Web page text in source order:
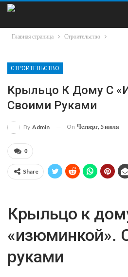
Главная страница Строительство
СТРОИТЕЛЬСТВО
Крыльцо К Дому С
Своими Руками
By Admin On Четверг, 5 июля
0
Share
Крыльцо к
«изюминкой».
руками